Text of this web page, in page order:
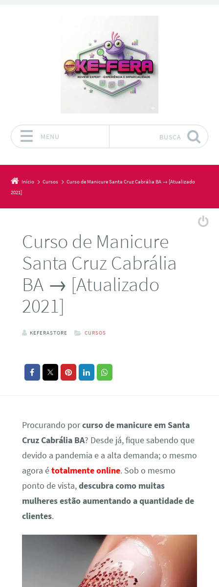
MENU BUSCA
Início Cursos
Curso de Manicure Santa Cruz Cabrália BA → [Atualizado
2021]
Curso de Manicure
Santa Cruz Cabrália
BA → [Atualizado
2021]
KEFERASTORE CURSOS
Procurando porcurso de manicure em Santa
Cruz Cabrália BA? Desde já, fique sabendo que
devido a pandemia e a alta demanda; o mesmo
agora étotalmente online. Sob o mesmo
ponto de vista,descubra como muitas
mulheres estão aumentando a quantidade de
clientes.